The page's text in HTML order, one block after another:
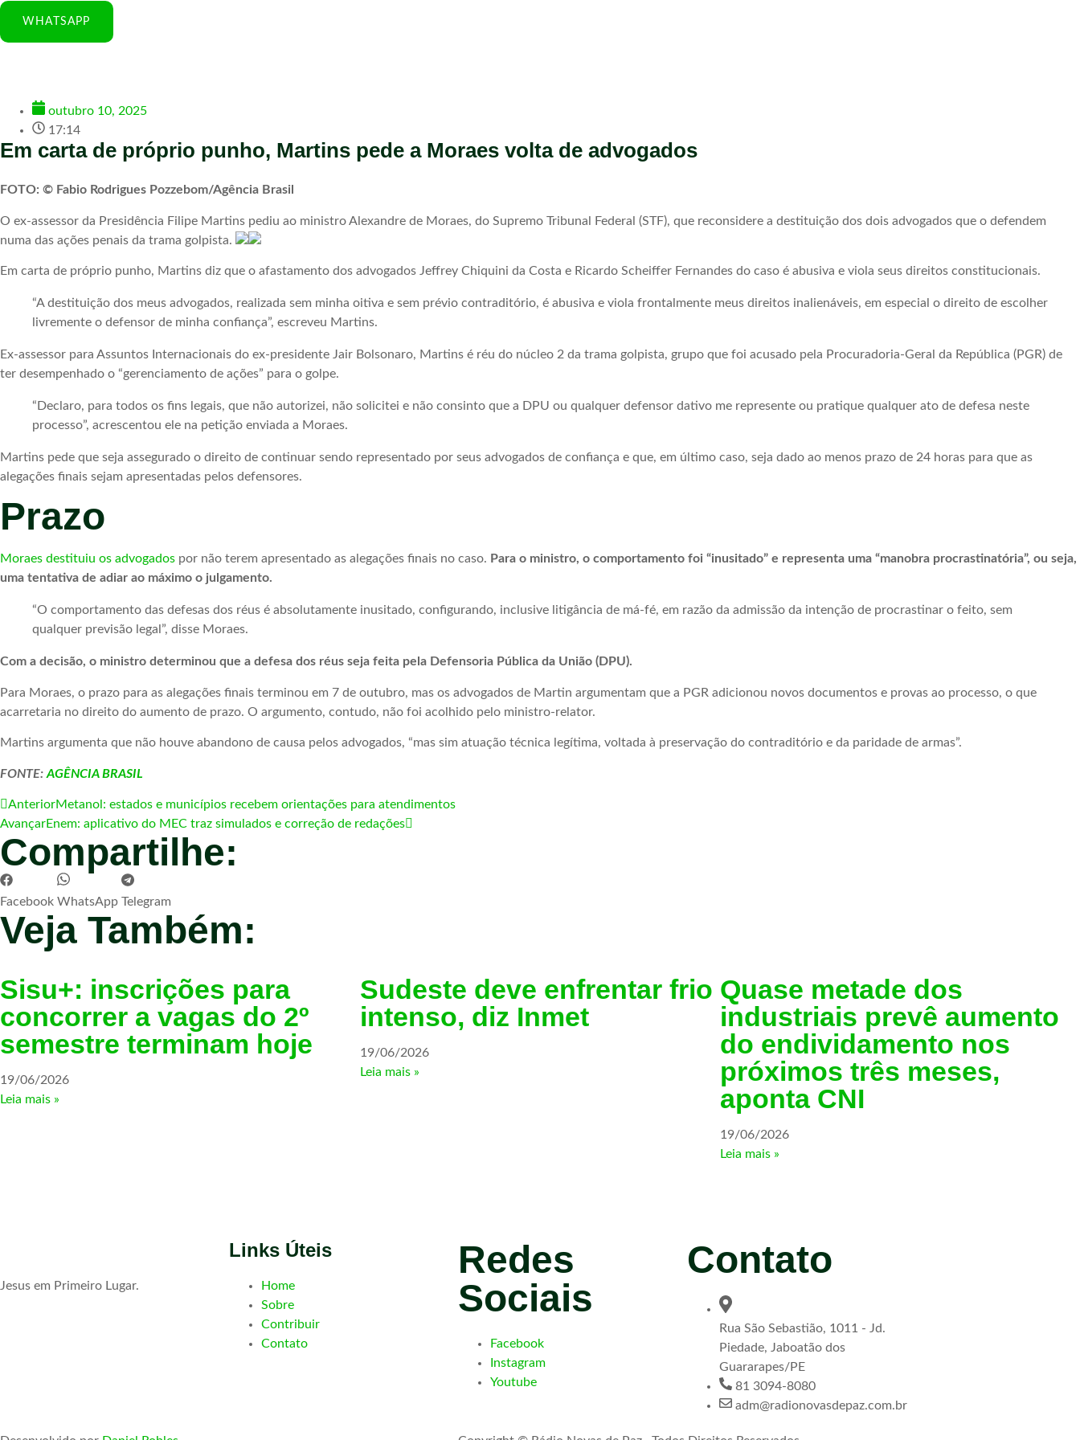
WHATSAPP
outubro 10, 2025
17:14
Em carta de próprio punho, Martins pede a Moraes volta de advogados
FOTO: © Fabio Rodrigues Pozzebom/Agência Brasil
O ex-assessor da Presidência Filipe Martins pediu ao ministro Alexandre de Moraes, do Supremo Tribunal Federal (STF), que reconsidere a destituição dos dois advogados que o defendem
numa das ações penais da trama golpista.
Em carta de próprio punho, Martins diz que o afastamento dos advogados Jeffrey Chiquini da Costa e Ricardo Scheiffer Fernandes do caso é abusiva e viola seus direitos constitucionais.
“A destituição dos meus advogados, realizada sem minha oitiva e sem prévio contraditório, é abusiva e viola frontalmente meus direitos inalienáveis, em especial o direito de escolher
livremente o defensor de minha confiança”, escreveu Martins.
Ex-assessor para Assuntos Internacionais do ex-presidente Jair Bolsonaro, Martins é réu do núcleo 2 da trama golpista, grupo que foi acusado pela Procuradoria-Geral da República (PGR) de
ter desempenhado o “gerenciamento de ações” para o golpe.
“Declaro, para todos os fins legais, que não autorizei, não solicitei e não consinto que a DPU ou qualquer defensor dativo me represente ou pratique qualquer ato de defesa neste
processo”, acrescentou ele na petição enviada a Moraes.
Martins pede que seja assegurado o direito de continuar sendo representado por seus advogados de confiança e que, em último caso, seja dado ao menos prazo de 24 horas para que as
alegações finais sejam apresentadas pelos defensores.
Prazo
Moraes destituiu os advogados por não terem apresentado as alegações finais no caso. Para o ministro, o comportamento foi “inusitado” e representa uma “manobra procrastinatória”, ou seja,
uma tentativa de adiar ao máximo o julgamento.
“O comportamento das defesas dos réus é absolutamente inusitado, configurando, inclusive litigância de má-fé, em razão da admissão da intenção de procrastinar o feito, sem
qualquer previsão legal”, disse Moraes.
Com a decisão, o ministro determinou que a defesa dos réus seja feita pela Defensoria Pública da União (DPU).
Para Moraes, o prazo para as alegações finais terminou em 7 de outubro, mas os advogados de Martin argumentam que a PGR adicionou novos documentos e provas ao processo, o que
acarretaria no direito do aumento de prazo. O argumento, contudo, não foi acolhido pelo ministro-relator.
Martins argumenta que não houve abandono de causa pelos advogados, “mas sim atuação técnica legítima, voltada à preservação do contraditório e da paridade de armas”.
FONTE: AGÊNCIA BRASIL
AnteriorMetanol: estados e municípios recebem orientações para atendimentos
AvançarEnem: aplicativo do MEC traz simulados e correção de redações
Compartilhe:
Facebook WhatsApp Telegram
Veja Também:
Sisu+: inscrições para
concorrer a vagas do 2º
semestre terminam hoje
19/06/2026
Leia mais »
Sudeste deve enfrentar frio
intenso, diz Inmet
19/06/2026
Leia mais »
Quase metade dos
industriais prevê aumento
do endividamento nos
próximos três meses,
aponta CNI
19/06/2026
Leia mais »
Jesus em Primeiro Lugar.
Links Úteis
Home
Sobre
Contribuir
Contato
Redes
Sociais
Facebook
Instagram
Youtube
Contato
Rua São Sebastião, 1011 - Jd.
Piedade, Jaboatão dos
Guararapes/PE
81 3094-8080
adm@radionovasdepaz.com.br